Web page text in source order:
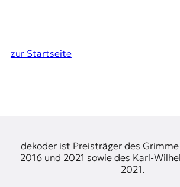
zur Startseite
dekoder ist Preisträger des
2016 und 2021 sowie des Karl-
2021.